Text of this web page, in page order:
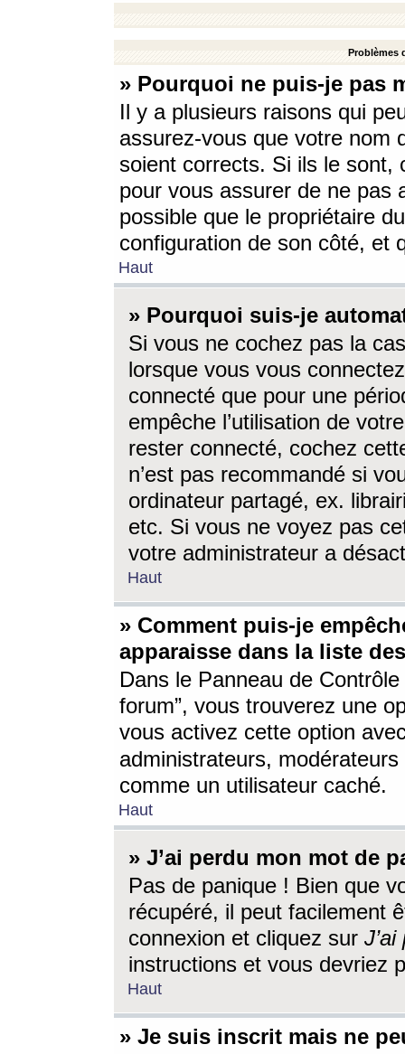
Problèmes
» Pourquoi ne puis-je pas
Il y a plusieurs raisons qui
assurez-vous que votre nom
soient corrects. Si ils le sont,
pour vous assurer de ne pas
possible que le propriétaire
configuration de son côté, et
Haut
» Pourquoi suis-je
Si vous ne cochez pas la
lorsque vous vous
connecté que pour une
empêche l’utilisation de
rester connecté, cochez
n’est pas recommandé si
ordinateur partagé, ex.
etc. Si vous ne voyez pas
votre administrateur a
Haut
» Comment puis-je
apparaisse dans la liste
Dans le Panneau de
forum”, vous trouverez une
vous activez cette option
administrateurs,
comme un utilisateur caché.
Haut
» J’ai perdu mon mot de
Pas de panique ! Bien que
récupéré, il peut facilement
connexion et cliquez sur
instructions et vous devriez
Haut
» Je suis inscrit mais ne